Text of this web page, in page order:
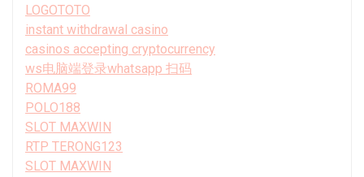
LOGOTOTO
instant withdrawal casino
casinos accepting cryptocurrency
ws电脑端登录whatsapp 扫码
ROMA99
POLO188
SLOT MAXWIN
RTP TERONG123
SLOT MAXWIN